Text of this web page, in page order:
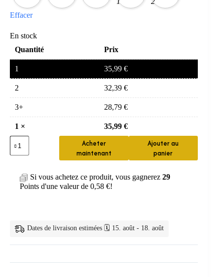
Effacer
En stock
Quantité
Prix
1 35,99 €
2 32,39 €
3+ 28,79 €
1 × 35,99 €
quantité
de
Bonde
pop-
universelle
Acheter
maintenant
Ajouter au
panier
Si vous achetez ce produit, vous gagnerez 29
Points d'une valeur de 0,58 €!
Dates de livraison estimées 🗓️ 15. août - 18. août